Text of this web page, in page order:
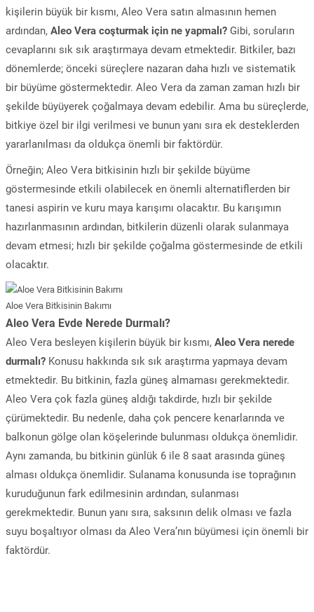
kişilerin büyük bir kısmı, Aleo Vera satın almasının hemen
ardından, Aleo Vera coşturmak için ne yapmalı? Gibi, soruların
cevaplarını sık sık araştırmaya devam etmektedir. Bitkiler, bazı
dönemlerde; önceki süreçlere nazaran daha hızlı ve sistematik
bir büyüme göstermektedir. Aleo Vera da zaman zaman hızlı bir
şekilde büyüyerek çoğalmaya devam edebilir. Ama bu süreçlerde,
bitkiye özel bir ilgi verilmesi ve bunun yanı sıra ek desteklerden
yararlanılması da oldukça önemli bir faktördür.
Örneğin; Aleo Vera bitkisinin hızlı bir şekilde büyüme
göstermesinde etkili olabilecek en önemli alternatiflerden bir
tanesi aspirin ve kuru maya karışımı olacaktır. Bu karışımın
hazırlanmasının ardından, bitkilerin düzenli olarak sulanmaya
devam etmesi; hızlı bir şekilde çoğalma göstermesinde de etkili
olacaktır.
Aloe Vera Bitkisinin Bakımı
Aleo Vera Evde Nerede Durmalı?
Aleo Vera besleyen kişilerin büyük bir kısmı, Aleo Vera nerede
durmalı? Konusu hakkında sık sık araştırma yapmaya devam
etmektedir. Bu bitkinin, fazla güneş almaması gerekmektedir.
Aleo Vera çok fazla güneş aldığı takdirde, hızlı bir şekilde
çürümektedir. Bu nedenle, daha çok pencere kenarlarında ve
balkonun gölge olan köşelerinde bulunması oldukça önemlidir.
Aynı zamanda, bu bitkinin günlük 6 ile 8 saat arasında güneş
alması oldukça önemlidir. Sulanama konusunda ise toprağının
kuruduğunun fark edilmesinin ardından, sulanması
gerekmektedir. Bunun yanı sıra, saksının delik olması ve fazla
suyu boşaltıyor olması da Aleo Vera’nın büyümesi için önemli bir
faktördür.